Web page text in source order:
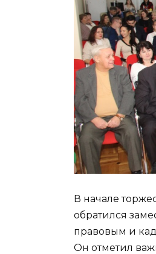
В начале
обратился
правовым и
Он отметил